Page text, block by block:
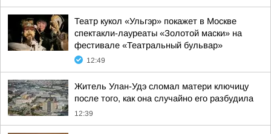
Театр кукол «Ульгэр» покажет в Москве
спектакли-лауреаты «Золотой маски» на
фестивале «Театральный бульвар»
12:49
Житель Улан-Удэ сломал матери ключицу
после того, как она случайно его разбудила
12:39